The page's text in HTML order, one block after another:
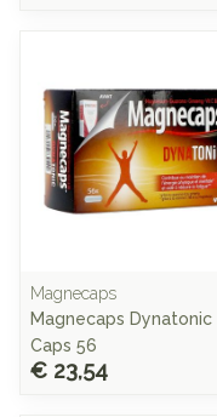
Magnecaps
Magnecaps Dynatonic
Caps 56
€ 23,54